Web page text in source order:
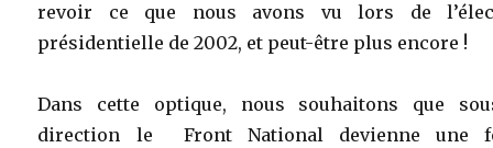
revoir ce que nous avons vu lors de
présidentielle de 2002, et peut-être plus encore !
Dans cette optique, nous souhaitons que
direction le Front National devienne une